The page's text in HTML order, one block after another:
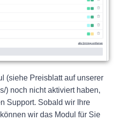
(siehe Preisblatt auf unserer
) noch nicht aktiviert haben,
Support. Sobald wir Ihre
wir das Modul für Sie